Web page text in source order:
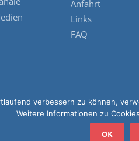
Anfahrt
Links
FAQ
verbessern zu können,
Weitere Informationen zu
OK